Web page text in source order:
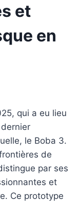
et
en
qui a eu lieu
le Boba 3.
de
par ses
et
Ce prototype